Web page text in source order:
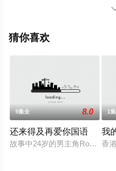
玥,徐荣,何沛珈,贝安琪,戴祖
韵姿,吴沚默,叶靖仪,唐嘉麟,
情网等平台了解。
猜你喜欢
9集全 8.0
还来得及再爱你国语
故事中24岁的男主角Roy（唐
1
我
香